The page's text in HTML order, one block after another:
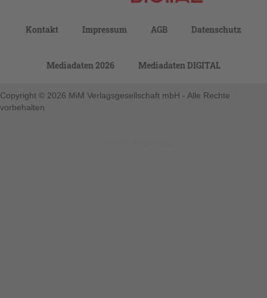
Kontakt Impressum AGB Datenschutz
Mediadaten 2026 Mediadaten DIGITAL
Copyright © 2026 MiM Verlagsgesellschaft mbH - Alle Rechte
vorbehalten